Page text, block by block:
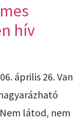
hív
április 26. Van
látod, nem